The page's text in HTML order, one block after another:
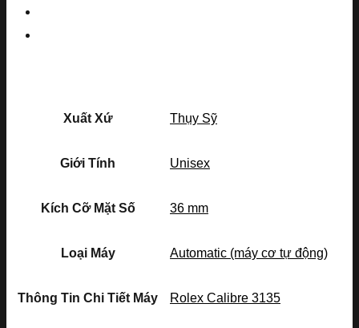
Xuất Xứ Thụy Sỹ
Giới Tính Unisex
Kích Cỡ Mặt Số 36 mm
Loại Máy Automatic (máy cơ tự động)
Thông Tin Chi Tiết Máy Rolex Calibre 3135